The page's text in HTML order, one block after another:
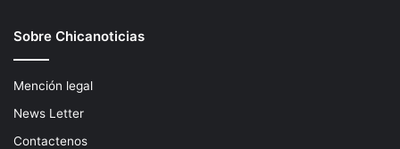
Sobre Chicanoticias
Mención legal
News Letter
Contactenos